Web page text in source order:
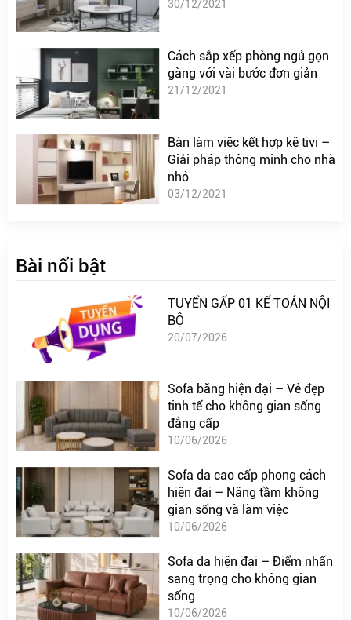
30/12/2021
Cách sắp xếp phòng ngủ gọn
gàng với vài bước đơn giản
21/12/2021
Bàn làm việc kết hợp kệ tivi –
Giải pháp thông minh cho nhà
nhỏ
03/12/2021
Bài nổi bật
TUYỂN GẤP 01 KẾ TOÁN NỘI
BỘ
20/07/2026
Sofa băng hiện đại – Vẻ đẹp
tinh tế cho không gian sống
đẳng cấp
10/06/2026
Sofa da cao cấp phong cách
hiện đại – Nâng tầm không
gian sống và làm việc
10/06/2026
Sofa da hiện đại – Điểm nhấn
sang trọng cho không gian
sống
10/06/2026